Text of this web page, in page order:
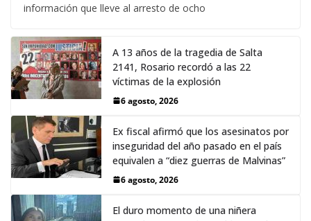
información que lleve al arresto de ocho
A 13 años de la tragedia de Salta
2141, Rosario recordó a las 22
víctimas de la explosión
6 agosto, 2026
Ex fiscal afirmó que los asesinatos por
inseguridad del año pasado en el país
equivalen a “diez guerras de Malvinas”
6 agosto, 2026
El duro momento de una niñera